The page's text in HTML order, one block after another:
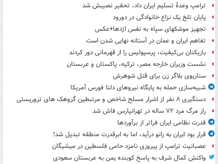
ترامپ وعدۀ تسلیم ایران داد، تحقیر نصیبش شد
پایان تلخ یک نزاع خانوادگی در دورود
تجهیز موشکهای سپاه به نفس اژدها+عکس
تفاهم ایران و عمان در آستانه نهایی شدن است
بازیکنان بی‌کیفیت، پرسپولیس را از قهرمانی دور کردند
نشست وزیران خارجه مصر، ترکیه، پاکستان و عربستان
سناریوی بلاگر زن برای قتل شوهرش
شبیه‌سازی حمله به پایگاه نیروهای دلتا فورس آمریکا
دستگیری ۸ نفر از اشرار مسلح شاخص و مرتبطین گروهک های تروریستی
راز مرگ مرد ۷۲ ساله در تهرانپارس فاش شد
قدرت نظامی ایران فراتر از برآوردها
قرار بود ایران به زانو درآید، اما به ابرقدرت منطقه تبدیل شد!
عصبانیت ترامپ از پیروزی نامزد حامی فلسطین در میشیگان
واکنش کمال شرف به پاسخ کوبنده یمن به عربستان سعودی